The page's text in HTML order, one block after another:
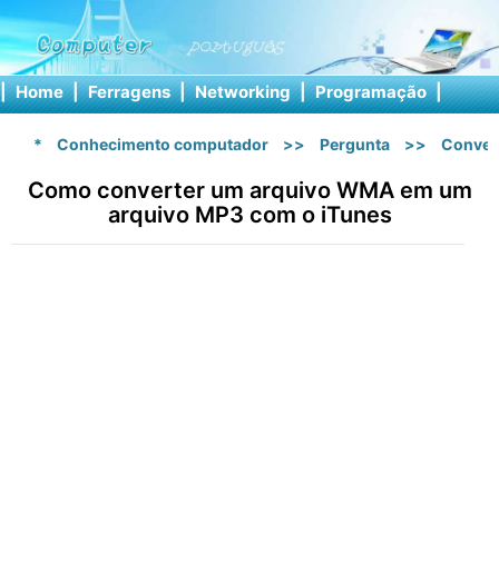
| Home | Ferragens | Networking | Programação |
* Conhecimento computador >> Pergunta >>
Como converter um arquivo WMA em um
arquivo MP3 com o iTunes